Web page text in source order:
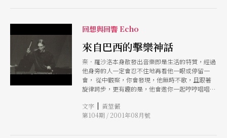
西音樂文化革命 樂理上，若仔細研究 Bossa 當中
和弦的變換，以及人聲與伴奏相互交錯的切分音，
會發現那蘊藏著非常複雜的結構。文化上，Bossa
的系譜廣袤而精深：19世紀末形成的森巴、非裔美
國人的爵士樂及搖滾樂、巴西東北部 Bahia 地區在
地化的加勒比海化非洲音樂，全部都可以在 Bossa
中找到棲身之地。差別在於 Bossa 將原本這些
的音樂。 還有一個重點，使得 Bossa 成為一種革
命，那就是除了這些「傳
回想與回響 Echo
來自巴西的擊樂神話
奈．羅沙洛本身散發出音樂即是生活的特質，經過
他身旁的人一定會忍不住地再看他一眼或停留一
會， 從中觀察，你會發現，他無時不歌，且跟著
旋律跨步，更有趣的是，他會邀你一起哼哼唱唱、
物品來點節奏，音樂彷彿就是他的靈魂。
文字 | 黃堃儼
第104期 / 2001年08月號